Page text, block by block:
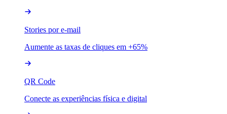
Stories por e-mail
Aumente as taxas de cliques em +65%
QR Code
Conecte as experiências física e digital